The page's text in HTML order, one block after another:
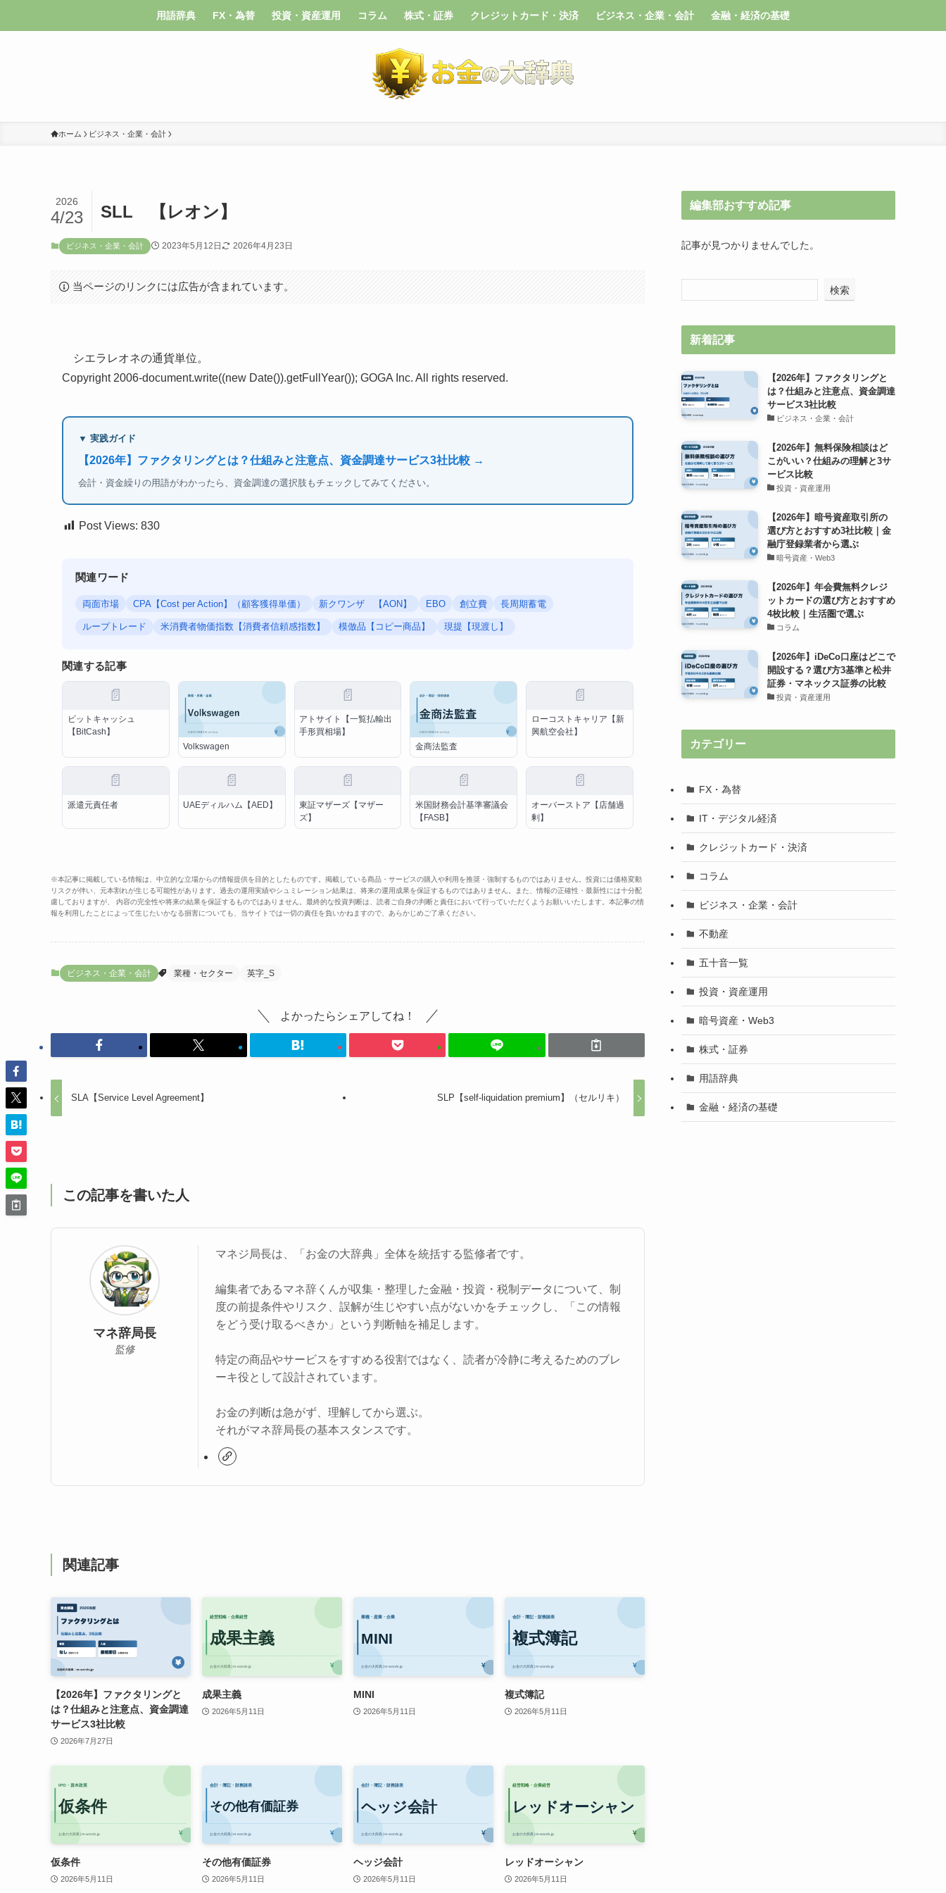
用語辞典 FX・為替 投資・資産運用 コラム 株式・証券 クレジットカード・決済 ビジネス・企業・会計 金融・経済の基礎
ホーム ビジネス・企業・会計
SLL 【レオン】
2026
4/23
ビジネス・企業・会計 2023年5月12日 2026年4月23日
当ページのリンクには広告が含まれています。
シエラレオネの通貨単位。
Copyright 2006-document.write((new Date()).getFullYear()); GOGA Inc. All rights reserved.
▼ 実践ガイド
【2026年】ファクタリングとは？仕組みと注意点、資金調達サービス3社比較 →
会計・資金繰りの用語がわかったら、資金調達の選択肢もチェックしてみてください。
Post Views: 830
関連ワード
両面市場 CPA【Cost per Action】（顧客獲得単価） 新クワンザ 【AON】 EBO 創立費 長周期蓄電
ループトレード 米消費者物価指数【消費者信頼感指数】 模倣品【コピー商品】 現提【現渡し】
関連する記事
📄
ビットキャッシュ
【BitCash】
Volkswagen
📄
アトサイト【一覧払輸出
手形買相場】
金商法監査
📄
ローコストキャリア【新
興航空会社】
📄
派遣元責任者
📄
UAEディルハム【AED】
📄
東証マザーズ【マザー
ズ】
📄
米国財務会計基準審議会
【FASB】
📄
オーバーストア【店舗過
剰】
※本記事に掲載している情報は、中立的な立場からの情報提供を目的としたものです。掲載している商品・サービスの購入や利用を推奨・強制するものではありません。投資には価格変動
リスクが伴い、元本割れが生じる可能性があります。過去の運用実績やシュミレーション結果は、将来の運用成果を保証するものではありません。また、情報の正確性・最新性には十分配
慮しておりますが、 内容の完全性や将来の結果を保証するものではありません。最終的な投資判断は、読者ご自身の判断と責任において行っていただくようお願いいたします。本記事の情
報を利用したことによって生じたいかなる損害についても、当サイトでは一切の責任を負いかねますので、あらかじめご了承ください。
ビジネス・企業・会計 業種・セクター 英字_S
よかったらシェアしてね！
SLA【Service Level Agreement】 SLP【self-liquidation premium】（セルリキ）
この記事を書いた人
マネ辞局長
監修
マネジ局長は、「お金の大辞典」全体を統括する監修者です。
編集者であるマネ辞くんが収集・整理した金融・投資・税制データについて、制
度の前提条件やリスク、誤解が生じやすい点がないかをチェックし、「この情報
をどう受け取るべきか」という判断軸を補足します。
特定の商品やサービスをすすめる役割ではなく、読者が冷静に考えるためのブレ
ーキ役として設計されています。
お金の判断は急がず、理解してから選ぶ。
それがマネ辞局長の基本スタンスです。
関連記事
【2026年】ファクタリングと
は？仕組みと注意点、資金調達
サービス3社比較
2026年7月27日
成果主義
2026年5月11日
MINI
2026年5月11日
複式簿記
2026年5月11日
仮条件
2026年5月11日
その他有価証券
2026年5月11日
ヘッジ会計
2026年5月11日
レッドオーシャン
2026年5月11日
編集部おすすめ記事
記事が見つかりませんでした。
検索
新着記事
【2026年】ファクタリングと
は？仕組みと注意点、資金調達
サービス3社比較
ビジネス・企業・会計
【2026年】無料保険相談はど
こがいい？仕組みの理解と3サ
ービス比較
投資・資産運用
【2026年】暗号資産取引所の
選び方とおすすめ3社比較｜金
融庁登録業者から選ぶ
暗号資産・Web3
【2026年】年会費無料クレジ
ットカードの選び方とおすすめ
4枚比較｜生活圏で選ぶ
コラム
【2026年】iDeCo口座はどこで
開設する？選び方3基準と松井
証券・マネックス証券の比較
投資・資産運用
カテゴリー
FX・為替
IT・デジタル経済
クレジットカード・決済
コラム
ビジネス・企業・会計
不動産
五十音一覧
投資・資産運用
暗号資産・Web3
株式・証券
用語辞典
金融・経済の基礎